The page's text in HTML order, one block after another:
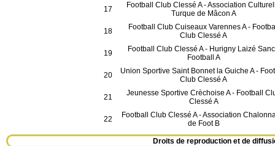
17
Football Club Clessé A - Association
Turque de Mâcon A
18
Football Club Cuiseaux Varennes A -
Club Clessé A
19
Football Club Clessé A - Hurigny Laizé
Football A
20
Union Sportive Saint Bonnet la Guiche A -
Club Clessé A
21
Jeunesse Sportive Crèchoise A - Football
Clessé A
22
Football Club Clessé A - Association
de Foot B
Droits de reproduction et de